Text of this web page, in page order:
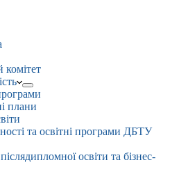
комітет
плани
та освітні програми ДБТУ
освіти та бізнес-